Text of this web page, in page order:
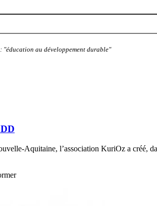
"éducation au développement durable"
Aquitaine, l’association KuriOz a créé,